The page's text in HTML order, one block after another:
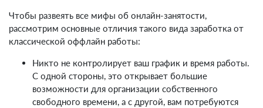
Чтобы развеять все мифы об онлайн-занятости,
рассмотрим основные отличия такого вида заработка от
классической оффлайн работы:
Никто не контролирует ваш график и время работы.
С одной стороны, это открывает большие
возможности для организации собственного
свободного времени, а с другой, вам потребуются